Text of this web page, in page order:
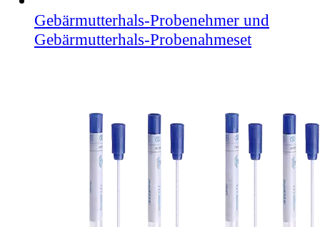
Gebärmutterhals-Probenehmer und
Gebärmutterhals-Probenahmeset